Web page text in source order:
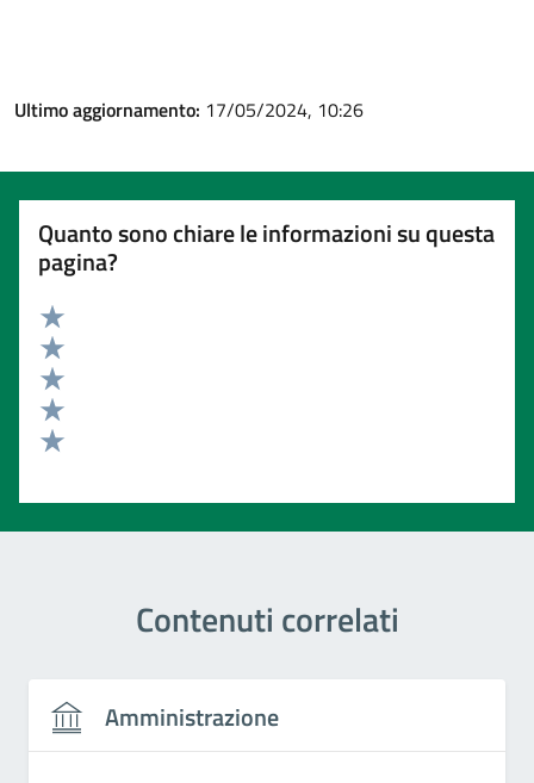
Ultimo aggiornamento: 17/05/2024, 10:26
Quanto sono chiare le informazioni su questa
pagina?
Valuta 5 stelle su 5
Valuta 4 stelle su 5
Valuta 3 stelle su 5
Valuta 2 stelle su 5
Contenuti correlati
Amministrazione